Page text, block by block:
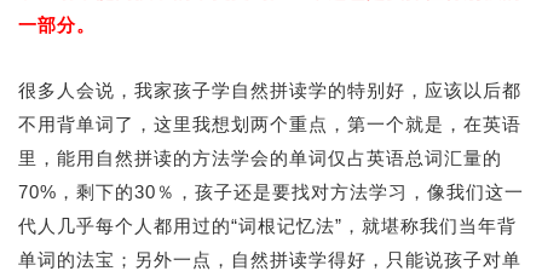
一部分。
很多人会说，我家孩子学自然拼读学的特别好，应该以后都
不用背单词了，这里我想划两个重点，第一个就是，在英语
里，能用自然拼读的方法学会的单词仅占英语总词汇量的
70%，剩下的30％，孩子还是要找对方法学习，像我们这一
代人几乎每个人都用过的“词根记忆法”，就堪称我们当年背
单词的法宝；另外一点，自然拼读学得好，只能说孩子对单